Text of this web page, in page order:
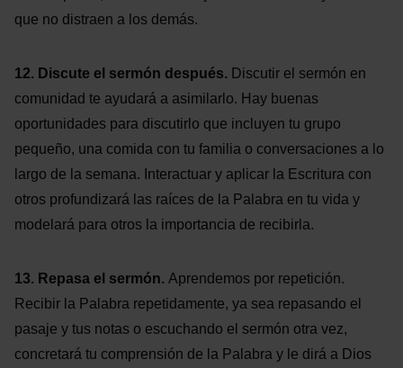
que no distraen a los demás.
12. Discute el sermón después. Discutir el sermón en
comunidad te ayudará a asimilarlo. Hay buenas
oportunidades para discutirlo que incluyen tu grupo
pequeño, una comida con tu familia o conversaciones a lo
largo de la semana. Interactuar y aplicar la Escritura con
otros profundizará las raíces de la Palabra en tu vida y
modelará para otros la importancia de recibirla.
13. Repasa el sermón. Aprendemos por repetición.
Recibir la Palabra repetidamente, ya sea repasando el
pasaje y tus notas o escuchando el sermón otra vez,
concretará tu comprensión de la Palabra y le dirá a Dios